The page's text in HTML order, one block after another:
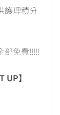
護理積分
免費!!!!!
UP】